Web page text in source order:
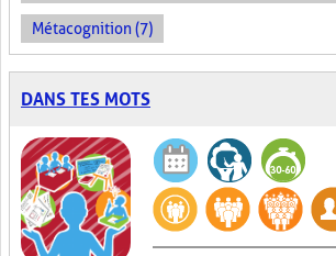
Métacognition (7)
DANS TES MOTS